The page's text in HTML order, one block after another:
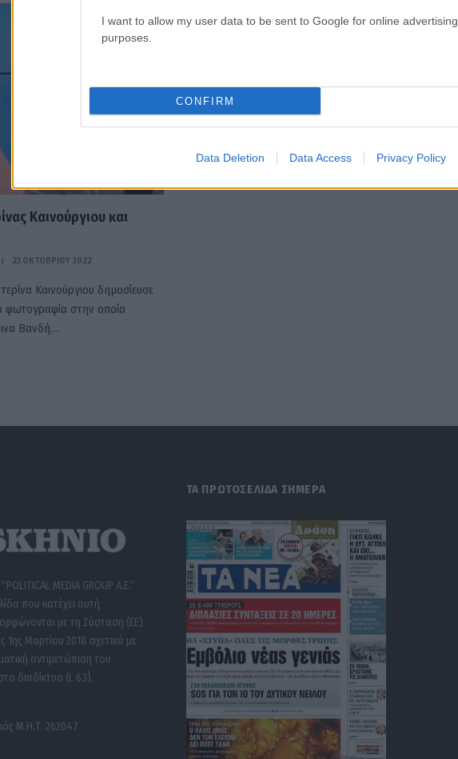
I want to allow my user data to be sent to Google for online advertising
purposes.
CONFIRM
Data Deletion Data Access Privacy Policy
Καινούργιου και
23 ΟΚΤΩΒΡΊΟΥ 2022
Καινούργιου δημοσίευσε
στην οποία
Βανδή.…
MEDIA GROUP A.E.”
που κατέχει αυτή
με τη Σύσταση (ΕΕ)
Μαρτίου 2018 σχετικά με
αντιμετώπιση του
διαδίκτυο (L 63).
Μ.Η.Τ. 262047
ΤΑ ΠΡΩΤΟΣΕΛΙΔΑ ΣΗΜΕΡΑ